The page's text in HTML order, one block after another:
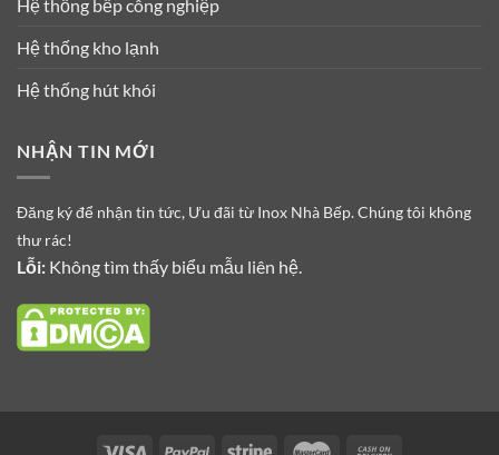
Hệ thống bếp công nghiệp
Hệ thống kho lạnh
Hệ thống hút khói
NHẬN TIN MỚI
Đăng ký để nhận tin tức, Ưu đãi từ Inox Nhà Bếp. Chúng tôi không
thư rác!
Lỗi: Không tìm thấy biểu mẫu liên hệ.